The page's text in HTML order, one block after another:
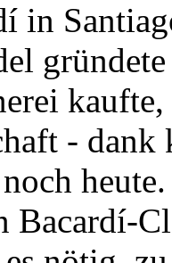
in
kaufte,
-
Bacardí-